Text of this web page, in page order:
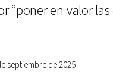
“poner en valor
septiembre de 2025